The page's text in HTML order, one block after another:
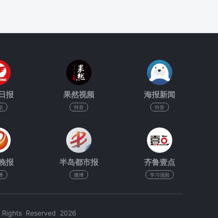
报 果然视频
抖音
海报新闻
抖音
报 半岛都市报
微博
齐鲁壹点
学习强国
Reserved 2026